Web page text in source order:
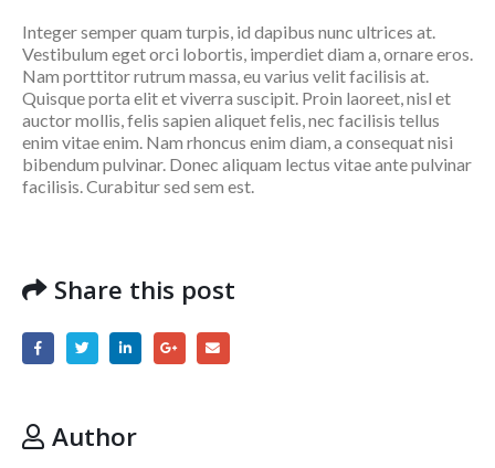
Integer semper quam turpis, id dapibus nunc ultrices at.
Vestibulum eget orci lobortis, imperdiet diam a, ornare eros.
Nam porttitor rutrum massa, eu varius velit facilisis at.
Quisque porta elit et viverra suscipit. Proin laoreet, nisl et
auctor mollis, felis sapien aliquet felis, nec facilisis tellus
enim vitae enim. Nam rhoncus enim diam, a consequat nisi
bibendum pulvinar. Donec aliquam lectus vitae ante pulvinar
facilisis. Curabitur sed sem est.
Share this post
Author